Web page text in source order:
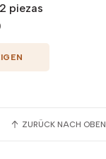
piezas
ZURÜCK NACH OBEN